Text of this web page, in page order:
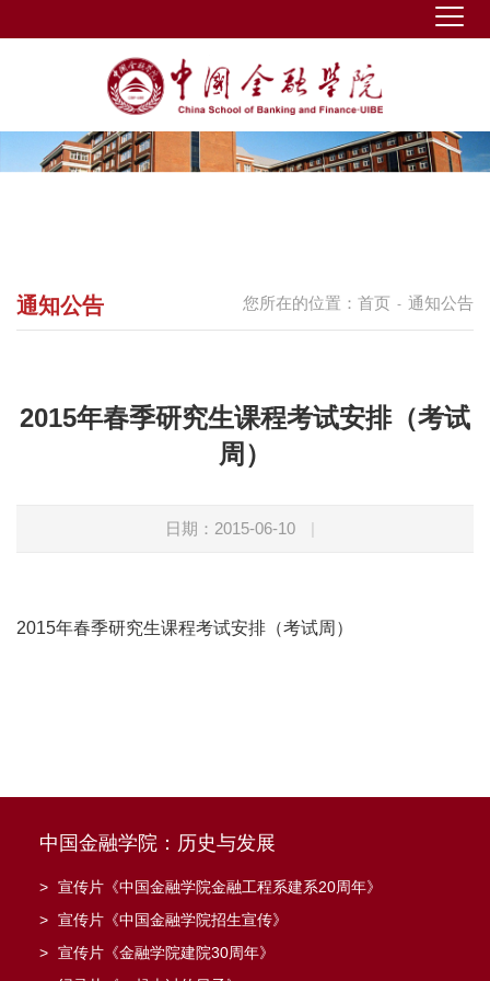
您所在的位置： 首页 - 通知公告
通知公告
2015年春季研究生课程考试安排（考试
周）
日期：2015-06-10 |
2015年春季研究生课程考试安排（考试周）
中国金融学院：历史与发展
> 宣传片《中国金融学院金融工程系建系20周年》
> 宣传片《中国金融学院招生宣传》
> 宣传片《金融学院建院30周年》